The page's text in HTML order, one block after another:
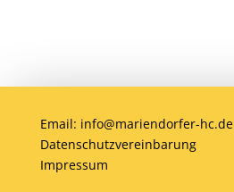
Email: info@mariendorfer-hc.de
Datenschutzvereinbarung
Impressum